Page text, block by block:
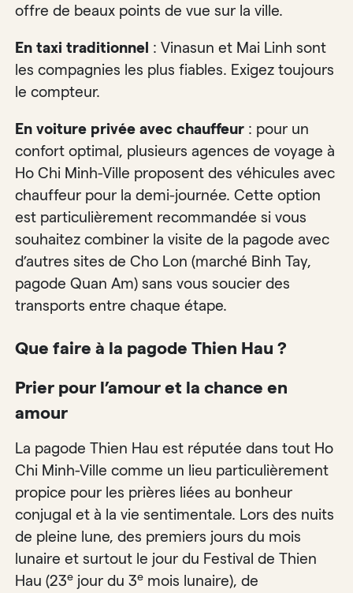
offre de beaux points de vue sur la ville.
En taxi traditionnel : Vinasun et Mai Linh sont
les compagnies les plus fiables. Exigez toujours
le compteur.
En voiture privée avec chauffeur : pour un
confort optimal, plusieurs agences de voyage à
Ho Chi Minh-Ville proposent des véhicules avec
chauffeur pour la demi-journée. Cette option
est particulièrement recommandée si vous
souhaitez combiner la visite de la pagode avec
d’autres sites de Cho Lon (marché Binh Tay,
pagode Quan Am) sans vous soucier des
transports entre chaque étape.
Que faire à la pagode Thien Hau ?
Prier pour l’amour et la chance en
amour
La pagode Thien Hau est réputée dans tout Ho
Chi Minh-Ville comme un lieu particulièrement
propice pour les prières liées au bonheur
conjugal et à la vie sentimentale. Lors des nuits
de pleine lune, des premiers jours du mois
lunaire et surtout le jour du Festival de Thien
Hau (23e jour du 3e mois lunaire), de